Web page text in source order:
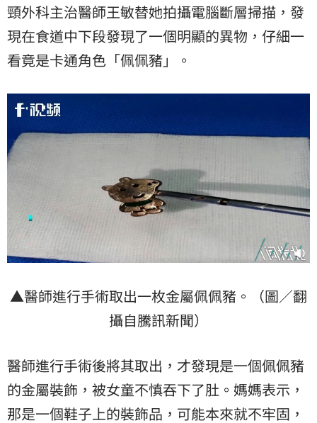
頸外科主治醫師王敏替她拍攝電腦斷層掃描，發
現在食道中下段發現了一個明顯的異物，仔細一
看竟是卡通角色「佩佩豬」。
▲醫師進行手術取出一枚金屬佩佩豬。（圖／翻
攝自騰訊新聞）
醫師進行手術後將其取出，才發現是一個佩佩豬
的金屬裝飾，被女童不慎吞下了肚。媽媽表示，
那是一個鞋子上的裝飾品，可能本來就不牢固，